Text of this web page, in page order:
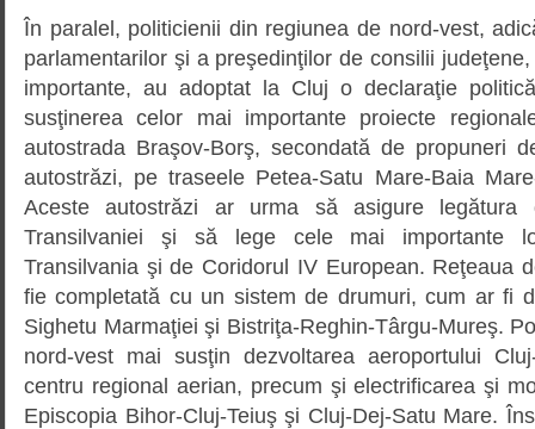
În paralel, politicienii din regiunea de nord-vest,
parlamentarilor şi a preşedinţilor de consilii
importante, au adoptat la Cluj o declaraţie
susţinerea celor mai importante proiecte
autostrada Braşov-Borş, secondată de propuneri
autostrăzi, pe traseele Petea-Satu Mare-Baia
Aceste autostrăzi ar urma să asigure
Transilvaniei şi să lege cele mai importante
Transilvania şi de Coridorul IV European. Reţeaua
fie completată cu un sistem de drumuri, cum ar fi
Sighetu Marmaţiei şi Bistriţa-Reghin-Târgu-Mureş.
nord-vest mai susţin dezvoltarea aeroportului
centru regional aerian, precum şi electrificarea şi
Episcopia Bihor-Cluj-Teiuş şi Cluj-Dej-Satu Mare.